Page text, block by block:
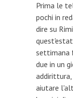
Prima le
pochi in
dire su
settimana
due in un
aiutare